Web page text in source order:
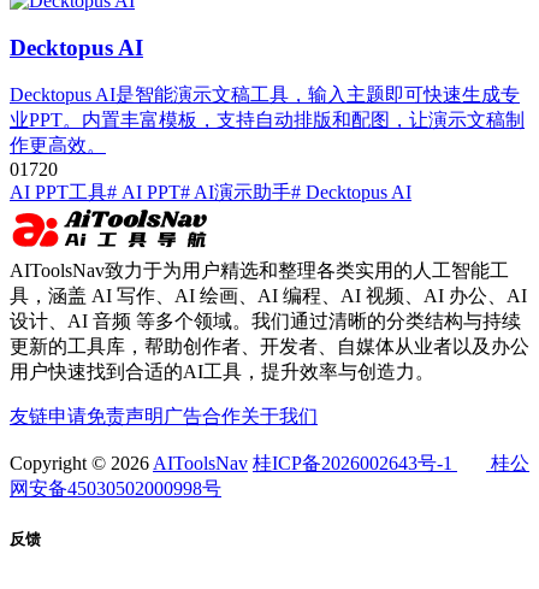
Decktopus AI
Decktopus AI是智能演示文稿工具，输入主题即可快速生成专
业PPT。内置丰富模板，支持自动排版和配图，让演示文稿制
作更高效。
01720
AI PPT工具# AI PPT# AI演示助手# Decktopus AI
AIToolsNav致力于为用户精选和整理各类实用的人工智能工
具，涵盖 AI 写作、AI 绘画、AI 编程、AI 视频、AI 办公、AI
设计、AI 音频 等多个领域。我们通过清晰的分类结构与持续
更新的工具库，帮助创作者、开发者、自媒体从业者以及办公
用户快速找到合适的AI工具，提升效率与创造力。
友链申请免责声明 广告合作关于我们
Copyright © 2026 AIToolsNav 桂ICP备2026002643号-1
桂公
网安备45030502000998号
反馈